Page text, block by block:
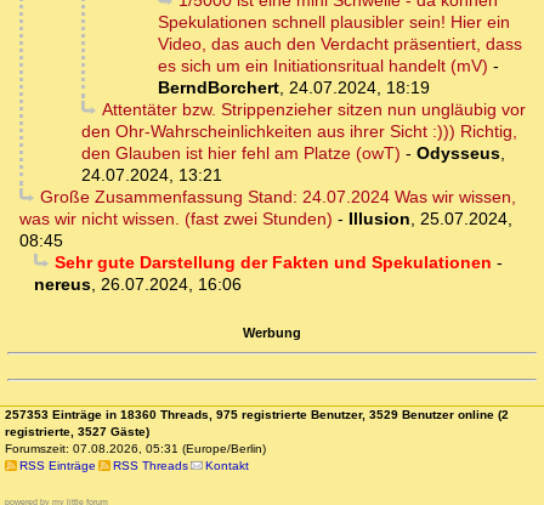
Spekulationen schnell plausibler sein! Hier ein
Video, das auch den Verdacht präsentiert, dass
es sich um ein Initiationsritual handelt (mV) -
BerndBorchert, 24.07.2024, 18:19
Attentäter bzw. Strippenzieher sitzen nun ungläubig vor
den Ohr-Wahrscheinlichkeiten aus ihrer Sicht :))) Richtig,
den Glauben ist hier fehl am Platze (owT) - Odysseus,
24.07.2024, 13:21
Große Zusammenfassung Stand: 24.07.2024 Was wir wissen,
was wir nicht wissen. (fast zwei Stunden) - Illusion, 25.07.2024,
08:45
Sehr gute Darstellung der Fakten und Spekulationen -
nereus, 26.07.2024, 16:06
Werbung
257353 Einträge in 18360 Threads, 975 registrierte Benutzer, 3529 Benutzer online (2
registrierte, 3527 Gäste)
Forumszeit: 07.08.2026, 05:31 (Europe/Berlin)
RSS Einträge
RSS Threads Kontakt
powered by my little forum